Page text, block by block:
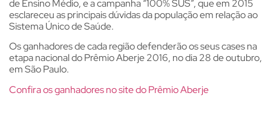
de Ensino Médio, e a campanha “100% SUS”, que em 2015
esclareceu as principais dúvidas da população em relação ao
Sistema Único de Saúde.
Os ganhadores de cada região defenderão os seus cases na
etapa nacional do Prêmio Aberje 2016, no dia 28 de outubro,
em São Paulo.
Confira os ganhadores no site do Prêmio Aberje